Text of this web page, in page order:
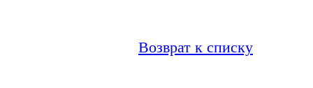
Возврат к списку